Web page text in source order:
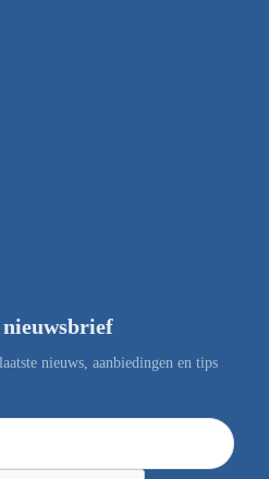
nieuws, aanbiedingen en tips